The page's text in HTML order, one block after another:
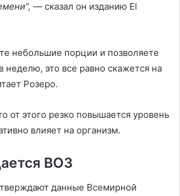
— сказал он изданию El
небольшие порции и позволяете
неделю, это все равно скажется на
Розеро.
от этого резко повышается уровень
влияет на организм.
ВОЗ
данные Всемирной